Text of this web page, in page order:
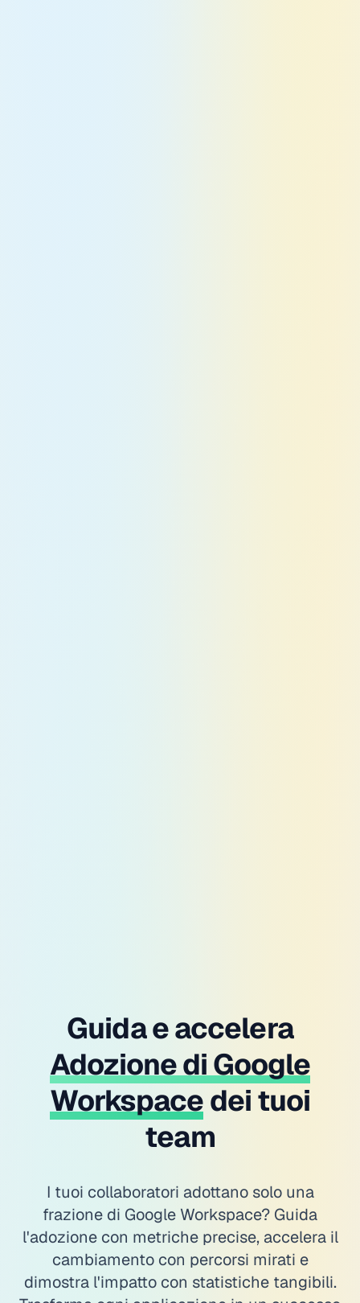
Guida e accelera
Adozione di Google
Workspacedei tuoi
team
I tuoi collaboratori adottano solo una
frazione di Google Workspace? Guida
l'adozione con metriche precise, accelera il
cambiamento con percorsi mirati e
dimostra l'impatto con statistiche tangibili.